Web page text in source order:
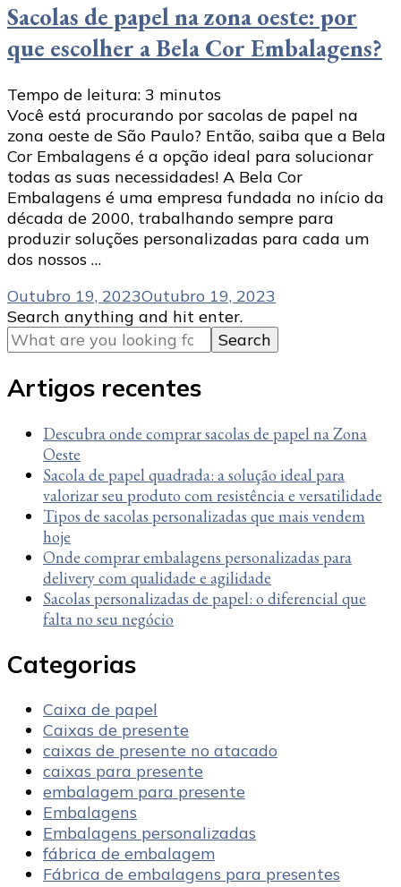
Sacolas de papel na zona oeste: por
que escolher a Bela Cor Embalagens?
Tempo de leitura: 3 minutos
Você está procurando por sacolas de papel na
zona oeste de São Paulo? Então, saiba que a Bela
Cor Embalagens é a opção ideal para solucionar
todas as suas necessidades! A Bela Cor
Embalagens é uma empresa fundada no início da
década de 2000, trabalhando sempre para
produzir soluções personalizadas para cada um
dos nossos …
Outubro 19, 2023Outubro 19, 2023
Looking
for
Something?
Search anything and hit enter.
Artigos recentes
Descubra onde comprar sacolas de papel na Zona
Oeste
Sacola de papel quadrada: a solução ideal para
valorizar seu produto com resistência e versatilidade
Tipos de sacolas personalizadas que mais vendem
hoje
Onde comprar embalagens personalizadas para
delivery com qualidade e agilidade
Sacolas personalizadas de papel: o diferencial que
falta no seu negócio
Categorias
Caixa de papel
Caixas de presente
caixas de presente no atacado
caixas para presente
embalagem para presente
Embalagens
Embalagens personalizadas
fábrica de embalagem
Fábrica de embalagens para presentes